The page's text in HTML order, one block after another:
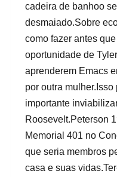
cadeira de banhoo
desmaiado.Sobre
como fazer antes
oportunidade de
aprenderem Emacs
por outra mulher.Isso
importante
Roosevelt.Peterson
Memorial 401 no
que seria membros
casa e suas